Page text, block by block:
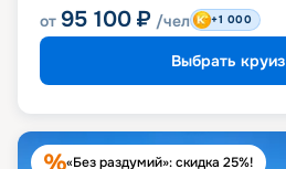
от 95 100 ₽ /чел +1 000
Выбрать круиз
«Без раздумий»: скидка 25%!